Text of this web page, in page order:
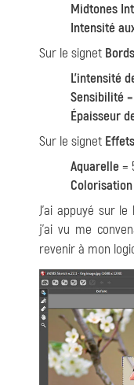
Midtones
Intensité
Sur le signet Bords
L'intensité
Sensibilité
Épaisseur
Sur le signet Effets
Aquarelle=
Colorisation
J'ai appuyé sur
j'ai vu me
revenir à mon